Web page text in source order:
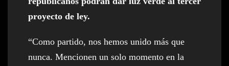
proyecto de ley.
“Como partido, nos hemos unido más que
nunca. Mencionen un solo momento en la